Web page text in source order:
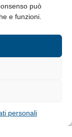
può
e funzioni.
personali
Cookie